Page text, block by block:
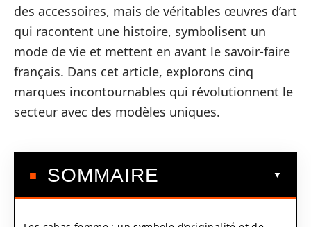
des accessoires, mais de véritables œuvres d’art
qui racontent une histoire, symbolisent un
mode de vie et mettent en avant le savoir-faire
français. Dans cet article, explorons cinq
marques incontournables qui révolutionnent le
secteur avec des modèles uniques.
SOMMAIRE